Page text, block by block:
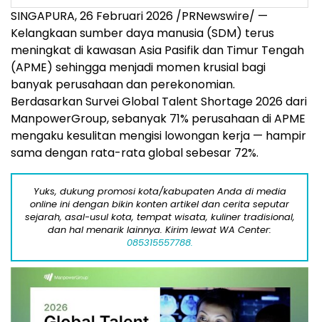
SINGAPURA,26 Februari 2026 /PRNewswire/ —
Kelangkaan sumber daya manusia (SDM) terus
meningkat di kawasan Asia Pasifik dan Timur Tengah
(APME) sehingga menjadi momen krusial bagi
banyak perusahaan dan perekonomian.
Berdasarkan Survei Global Talent Shortage 2026 dari
ManpowerGroup, sebanyak 71% perusahaan di APME
mengaku kesulitan mengisi lowongan kerja — hampir
sama dengan rata-rata global sebesar 72%.
Yuks, dukung promosi kota/kabupaten Anda di media
online ini dengan bikin konten artikel dan cerita seputar
sejarah, asal-usul kota, tempat wisata, kuliner tradisional,
dan hal menarik lainnya. Kirim lewat WA Center:
085315557788.